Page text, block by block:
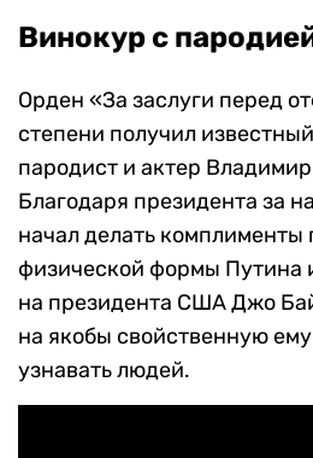
Винокур с
Орден «За заслуги перед
степени получил
пародист и актер
Благодаря президента за
начал делать комплименты
физической формы Путина
на президента США Джо
на якобы свойственную
узнавать людей.